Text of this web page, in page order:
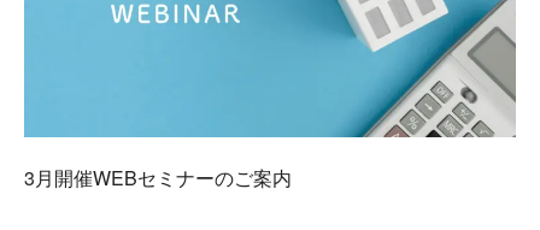
3月開催WEBセミナーのご案内